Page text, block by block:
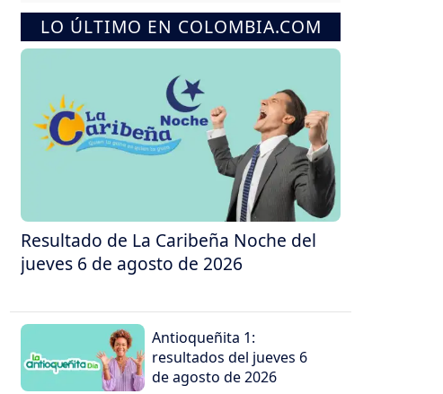
LO ÚLTIMO EN COLOMBIA.COM
Resultado de La Caribeña Noche del
jueves 6 de agosto de 2026
Antioqueñita 1:
resultados del jueves 6
de agosto de 2026